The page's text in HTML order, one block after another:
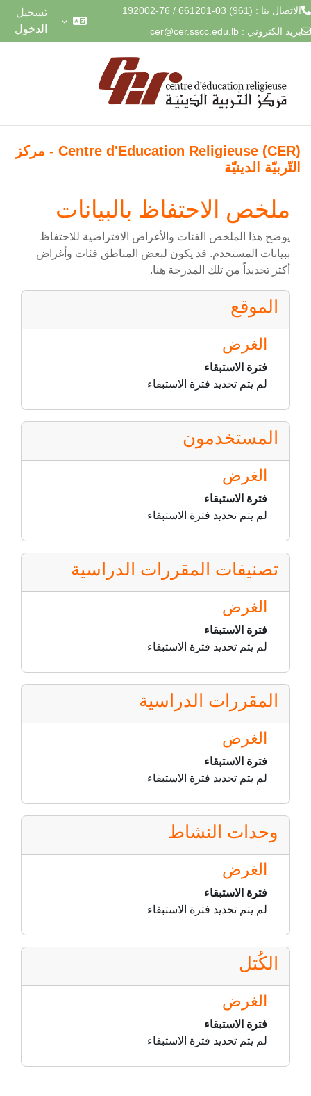
الاتصال بنا : (961) 03-661201 / 76-192002
بريد الكتروني : cer@cer.sscc.edu.lb
تسجيل
الدخول
Centre d'Education Religieuse (CER) - مركز
التّربيّة الدينيّة
ملخص الاحتفاظ بالبيانات
يوضح هذا الملخص الفئات والأغراض الافتراضية للاحتفاظ
ببيانات المستخدم. قد يكون لبعض المناطق فئات وأغراض
أكثر تحديداً من تلك المدرجة هنا.
الموقع
الغرض
فترة الاستبقاء
لم يتم تحديد فترة الاستبقاء
المستخدمون
الغرض
فترة الاستبقاء
لم يتم تحديد فترة الاستبقاء
تصنيفات المقررات الدراسية
الغرض
فترة الاستبقاء
لم يتم تحديد فترة الاستبقاء
المقررات الدراسية
الغرض
فترة الاستبقاء
لم يتم تحديد فترة الاستبقاء
وحدات النشاط
الغرض
فترة الاستبقاء
لم يتم تحديد فترة الاستبقاء
الكُتل
الغرض
فترة الاستبقاء
لم يتم تحديد فترة الاستبقاء